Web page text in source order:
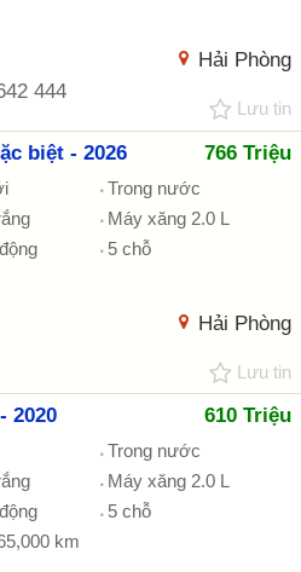
Hải Phòng
444
Lưu tin
biệt - 2026 766 Triệu
Trong nước
Máy xăng 2.0 L
5 chỗ
Hải Phòng
Lưu tin
2020 610 Triệu
Trong nước
Máy xăng 2.0 L
5 chỗ
km